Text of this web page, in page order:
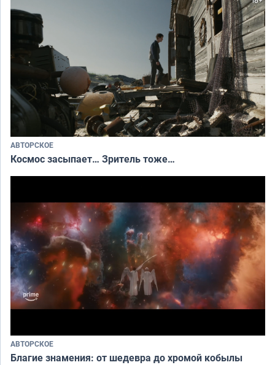
АВТОРСКОЕ
Космос засыпает… Зритель тоже…
АВТОРСКОЕ
Благие знамения: от шедевра до хромой кобылы